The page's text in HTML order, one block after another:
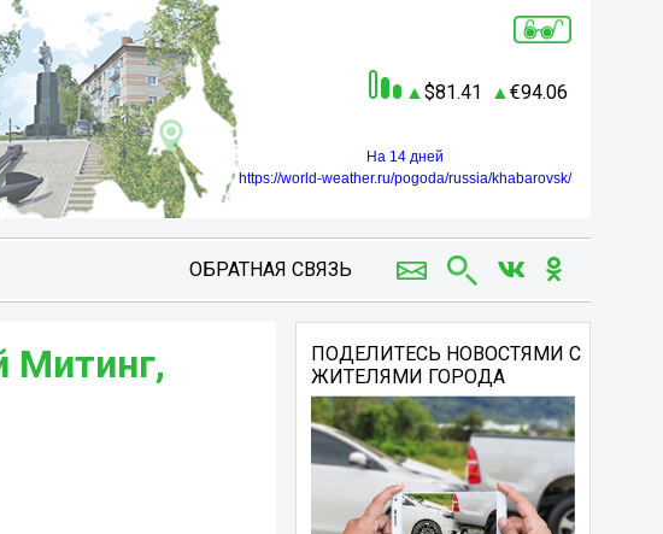
81.41 94.06
На 14 дней
https://world-weather.ru/pogoda/russia/khabarovsk/
ОБРАТНАЯ СВЯЗЬ
Митинг,
ПОДЕЛИТЕСЬ НОВОСТЯМИ С
ЖИТЕЛЯМИ ГОРОДА